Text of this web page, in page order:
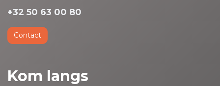
+32 50 63 00 80
Contact
Kom langs